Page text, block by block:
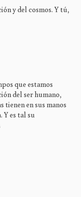
y del cosmos. Y tú,
que estamos
del ser humano,
tienen en sus manos
Y es tal su